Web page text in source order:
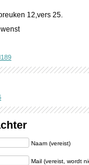
12,vers 25.
Naam (vereist)
Mail (vereist, wordt